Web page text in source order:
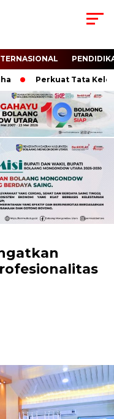
Perkuat Tata Kelola